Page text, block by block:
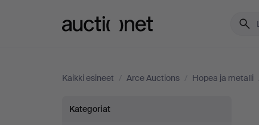
Kaikki esineet / Arce Auctions / Hopea ja metalli
Tina,
Kategoriat